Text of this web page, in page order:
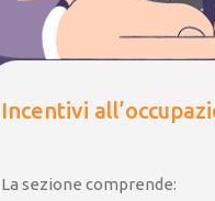
Incentivi
La sezione comprende: